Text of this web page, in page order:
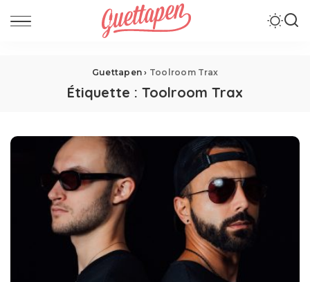
Guettapen › Toolroom Trax
Étiquette : Toolroom Trax